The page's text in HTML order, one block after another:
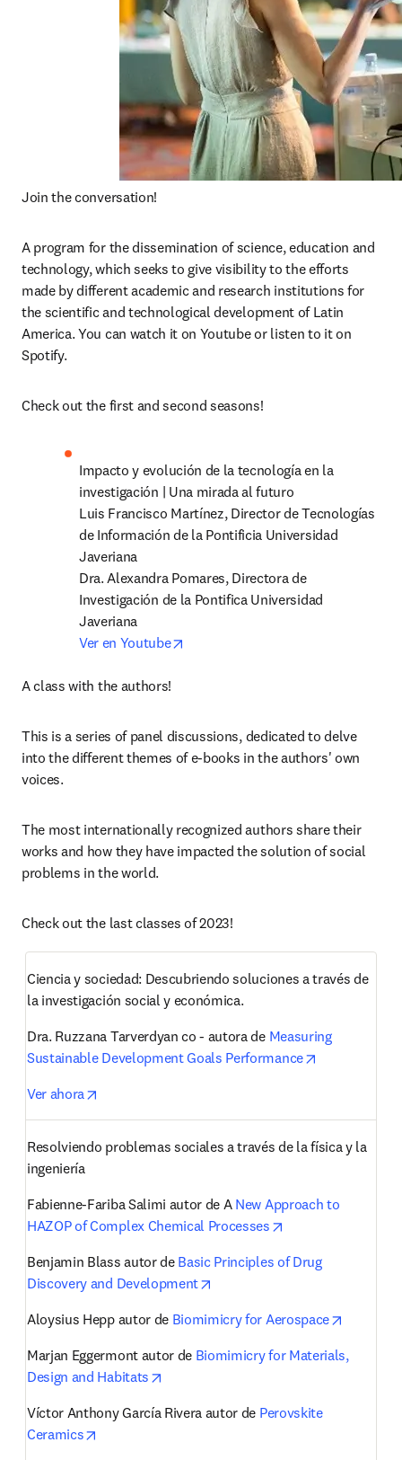
Join the conversation!
A program for the dissemination of science, education and
technology, which seeks to give visibility to the efforts
made by different academic and research institutions for
the scientific and technological development of Latin
America. You can watch it on Youtube or listen to it on
Spotify.
Check out the first and second seasons!
Impacto y evolución de la tecnología en la
investigación | Una mirada al futuro
Luis Francisco Martínez, Director de Tecnologías
de Información de la Pontificia Universidad
Javeriana
Dra. Alexandra Pomares, Directora de
Investigación de la Pontifica Universidad
Ver en Youtube
A class with the authors!
This is a series of panel discussions, dedicated to delve
into the different themes of e-books in the authors' own
voices.
The most internationally recognized authors share their
works and how they have impacted the solution of social
problems in the world.
Check out the last classes of 2023!
Ciencia y sociedad: Descubriendo soluciones a través de
la investigación social y económica.
Dra. Ruzzana Tarverdyan co - autora de Measuring
Sustainable Development Goals Performance
Ver ahora
Resolviendo problemas sociales a través de la física y la
ingeniería
Fabienne-Fariba Salimi autor de A New Approach to
HAZOP of Complex Chemical Processes
Benjamin Blass autor de Basic Principles of Drug
Discovery and Development
Aloysius Hepp autor de Biomimicry for Aerospace
Marjan Eggermont autor de Biomimicry for Materials,
Design and Habitats
Víctor Anthony García Rivera autor de Perovskite
Ceramics